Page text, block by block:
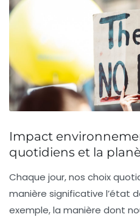
Impact
quotidiens et la
Chaque jour, nos choix
manière significative l’état
exemple, la manière dont